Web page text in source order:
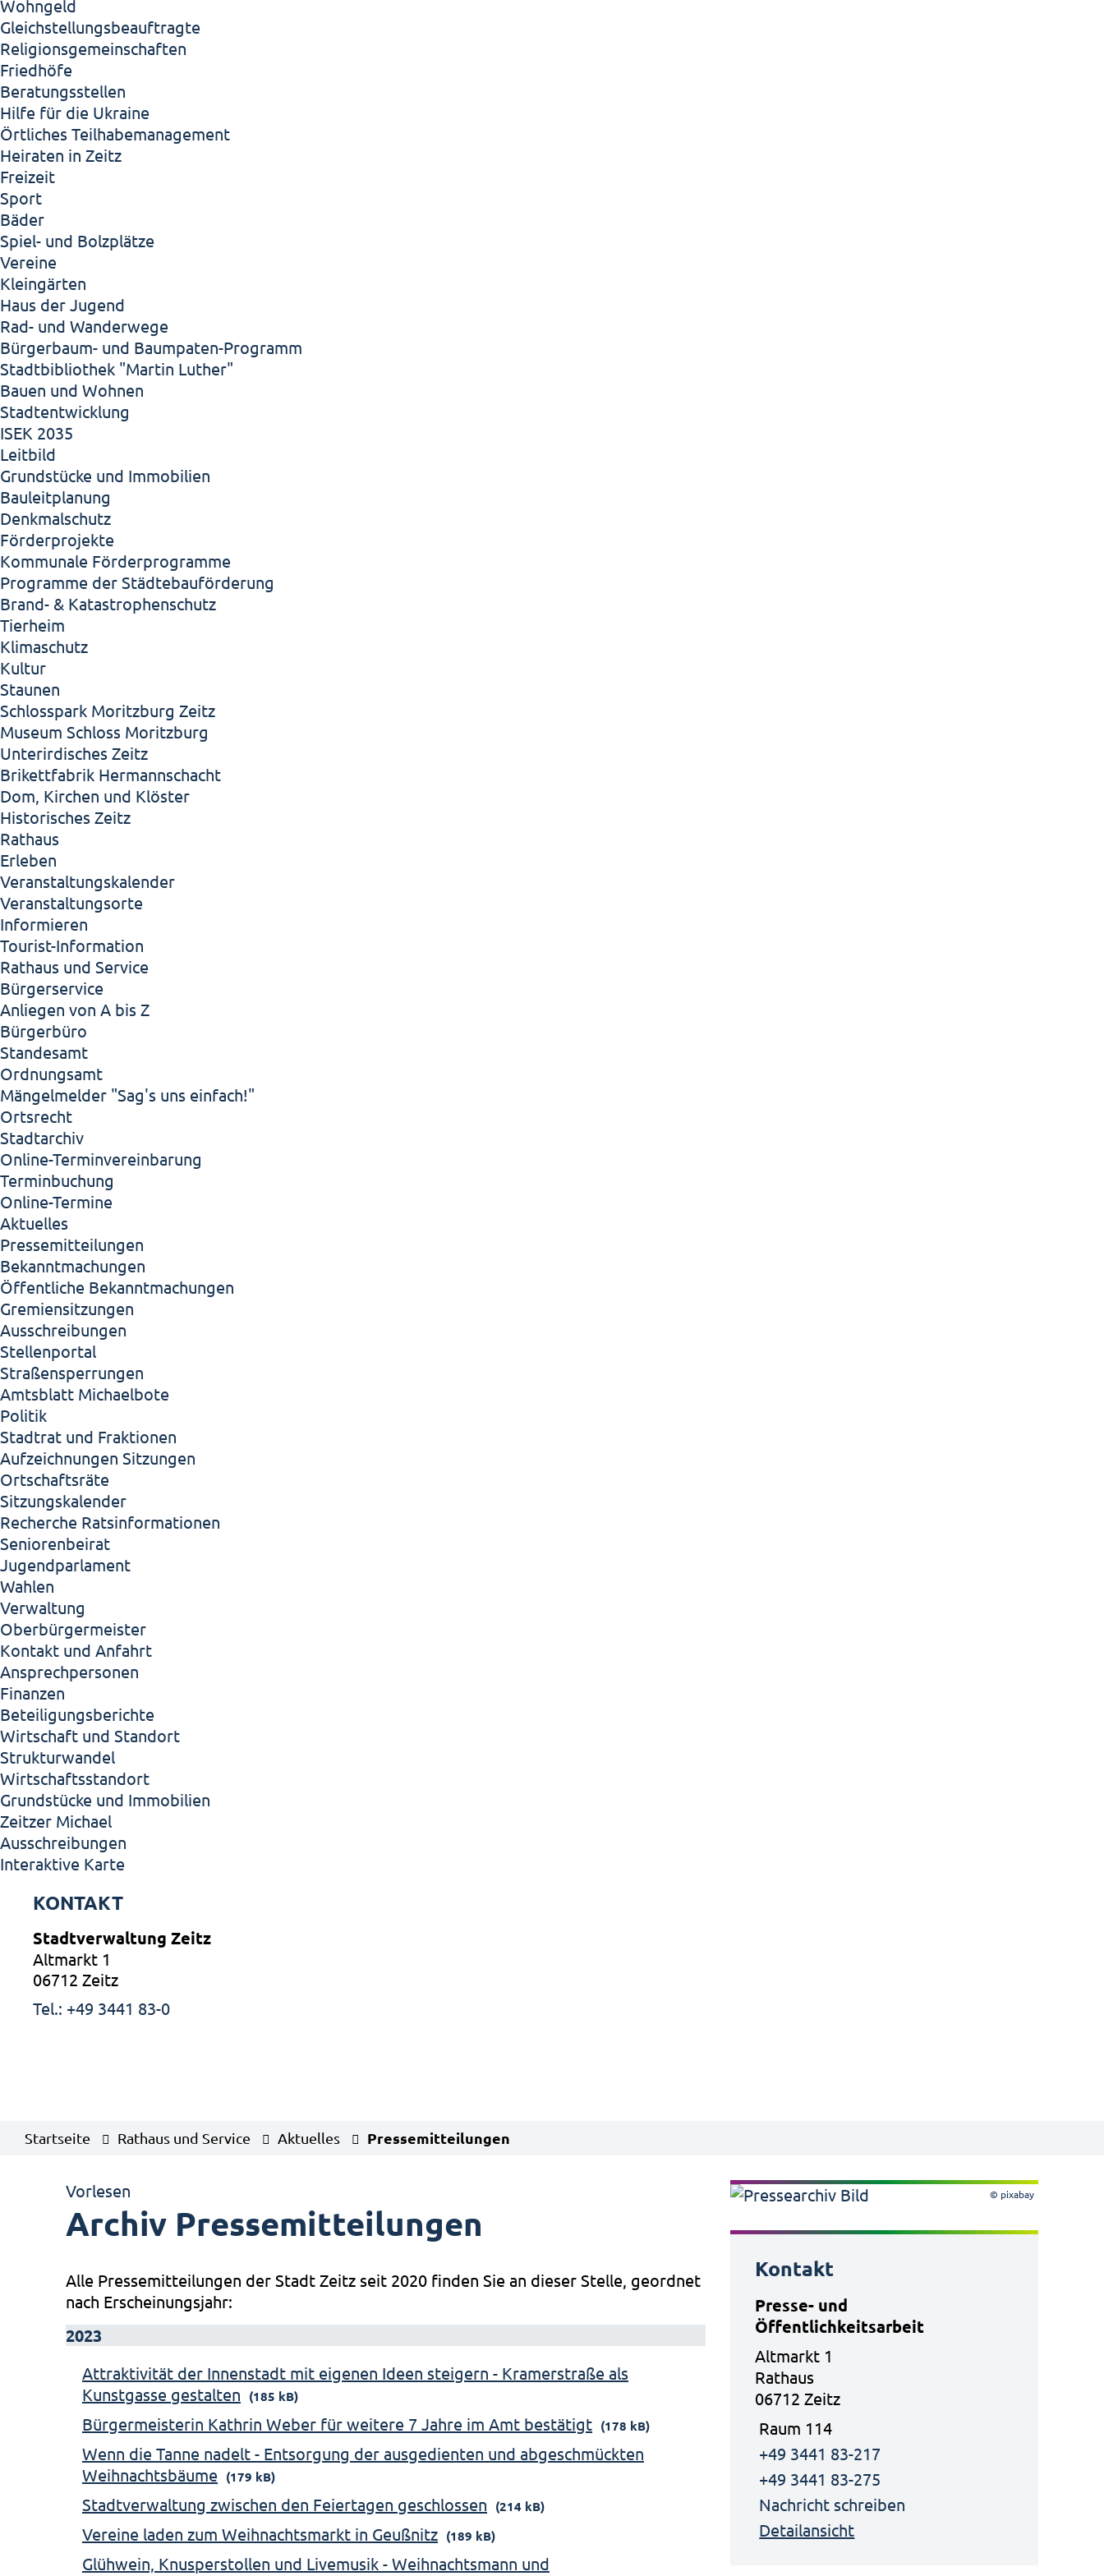
Wohngeld
Gleichstellungsbeauftragte
Religionsgemeinschaften
Friedhöfe
Beratungsstellen
Hilfe für die Ukraine
Örtliches Teilhabemanagement
Heiraten in Zeitz
Freizeit
Sport
Bäder
Spiel- und Bolzplätze
Vereine
Kleingärten
Haus der Jugend
Rad- und Wanderwege
Bürgerbaum- und Baumpaten-Programm
Stadtbibliothek "Martin Luther"
Bauen und Wohnen
Stadtentwicklung
ISEK 2035
Leitbild
Grundstücke und Immobilien
Bauleitplanung
Denkmalschutz
Förderprojekte
Kommunale Förderprogramme
Programme der Städtebauförderung
Brand- & Katastrophenschutz
Tierheim
Klimaschutz
Kultur
Staunen
Schlosspark Moritzburg Zeitz
Museum Schloss Moritzburg
Unterirdisches Zeitz
Brikettfabrik Hermannschacht
Dom, Kirchen und Klöster
Historisches Zeitz
Rathaus
Erleben
Veranstaltungskalender
Veranstaltungsorte
Informieren
Tourist-Information
Rathaus und Service
Bürgerservice
Anliegen von A bis Z
Bürgerbüro
Standesamt
Ordnungsamt
Mängelmelder "Sag's uns einfach!"
Ortsrecht
Stadtarchiv
Online-Terminvereinbarung
Terminbuchung
Online-Termine
Aktuelles
Pressemitteilungen
Bekanntmachungen
Öffentliche Bekanntmachungen
Gremiensitzungen
Ausschreibungen
Stellenportal
Straßensperrungen
Amtsblatt Michaelbote
Politik
Stadtrat und Fraktionen
Aufzeichnungen Sitzungen
Ortschaftsräte
Sitzungskalender
Recherche Ratsinformationen
Seniorenbeirat
Jugendparlament
Wahlen
Verwaltung
Oberbürgermeister
Kontakt und Anfahrt
Ansprechpersonen
Finanzen
Beteiligungsberichte
Wirtschaft und Standort
Strukturwandel
Wirtschaftsstandort
Grundstücke und Immobilien
Zeitzer Michael
Ausschreibungen
Interaktive Karte
KONTAKT
Stadtverwaltung Zeitz
Altmarkt 1
06712 Zeitz
Tel.: +49 3441 83-0
Startseite Rathaus und Service Aktuelles Pressemitteilungen
Vorlesen
Archiv Pressemitteilungen
Alle Pressemitteilungen der Stadt Zeitz seit 2020 finden Sie an dieser Stelle, geordnet
nach Erscheinungsjahr:
2023
Attraktivität der Innenstadt mit eigenen Ideen steigern - Kramerstraße als
Kunstgasse gestalten (185 kB)
Bürgermeisterin Kathrin Weber für weitere 7 Jahre im Amt bestätigt (178 kB)
Wenn die Tanne nadelt - Entsorgung der ausgedienten und abgeschmückten
Weihnachtsbäume (179 kB)
Stadtverwaltung zwischen den Feiertagen geschlossen (214 kB)
Vereine laden zum Weihnachtsmarkt in Geußnitz (189 kB)
Glühwein, Knusperstollen und Livemusik - Weihnachtsmann und
© pixabay
Kontakt
Presse- und
Öffentlichkeitsarbeit
Altmarkt 1
Rathaus
06712 Zeitz
Raum 114
+49 3441 83-217
+49 3441 83-275
Nachricht schreiben
Detailansicht